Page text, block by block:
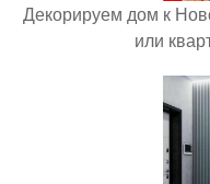
Декорируем дом к
или